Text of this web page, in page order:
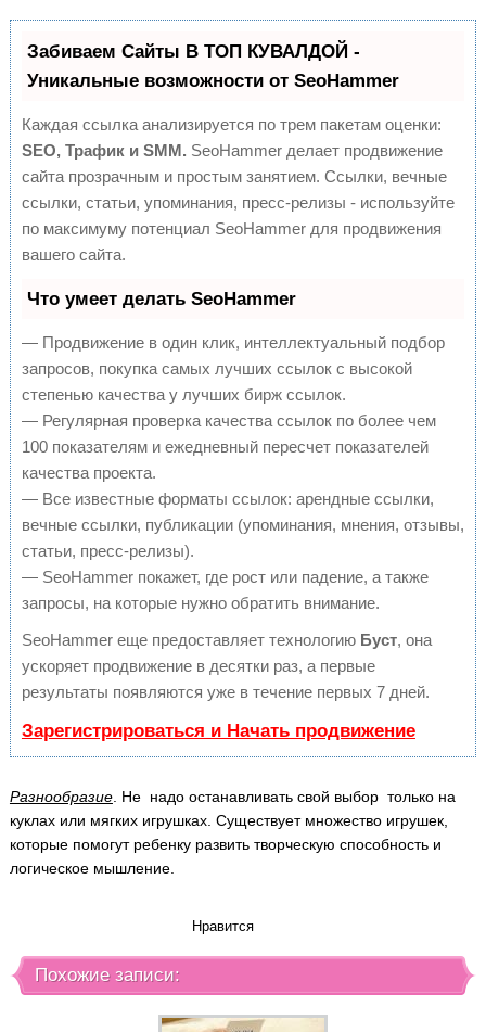
Забиваем Сайты В ТОП КУВАЛДОЙ -
Уникальные возможности от SeoHammer
Каждая ссылка анализируется по трем пакетам оценки:
SEO, Трафик и SMM. SeoHammer делает продвижение
сайта прозрачным и простым занятием. Ссылки, вечные
ссылки, статьи, упоминания, пресс-релизы - используйте
по максимуму потенциал SeoHammer для продвижения
вашего сайта.
Что умеет делать SeoHammer
— Продвижение в один клик, интеллектуальный подбор
запросов, покупка самых лучших ссылок с высокой
степенью качества у лучших бирж ссылок.
— Регулярная проверка качества ссылок по более чем
100 показателям и ежедневный пересчет показателей
качества проекта.
— Все известные форматы ссылок: арендные ссылки,
вечные ссылки, публикации (упоминания, мнения, отзывы,
статьи, пресс-релизы).
— SeoHammer покажет, где рост или падение, а также
запросы, на которые нужно обратить внимание.
SeoHammer еще предоставляет технологию Буст, она
ускоряет продвижение в десятки раз, а первые
результаты появляются уже в течение первых 7 дней.
Зарегистрироваться и Начать продвижение
Разнообразие. Не надо останавливать свой выбор только на
куклах или мягких игрушках. Существует множество игрушек,
которые помогут ребенку развить творческую способность и
логическое мышление.
Нравится
Похожие записи: